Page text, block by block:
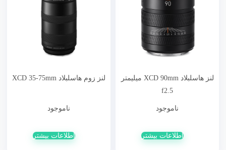
لنز هاسلبلاد XCD 90mm میلیمتر
f2.5
ناموجود
اطلاعات بیشتر
لنز زوم هاسلبلاد XCD 35-75mm
ناموجود
اطلاعات بیشتر